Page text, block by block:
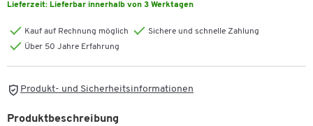
Lieferzeit: Lieferbar innerhalb von 3 Werktagen
Kauf auf Rechnung möglich
Sichere und schnelle Zahlung
Über 50 Jahre Erfahrung
Produkt- und Sicherheitsinformationen
Produktbeschreibung